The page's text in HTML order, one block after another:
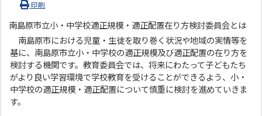
印刷
南島原市立小・中学校適正規模・適正配置在り方検討委員会とは
南島原市における児童・生徒を取り巻く状況や地域の実情等を
基に、南島原市立小・中学校の適正規模及び適正配置の在り方を
検討する機関です。教育委員会では、将来にわたって子どもたち
がより良い学習環境で学校教育を受けることができるよう、小・
中学校の適正規模・適正配置について慎重に検討を進めていきま
す。